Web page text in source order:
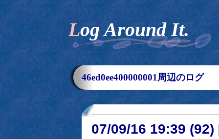
Log Around It.
46ed0ee400000001周辺のログ
07/09/16 19:39 (92)